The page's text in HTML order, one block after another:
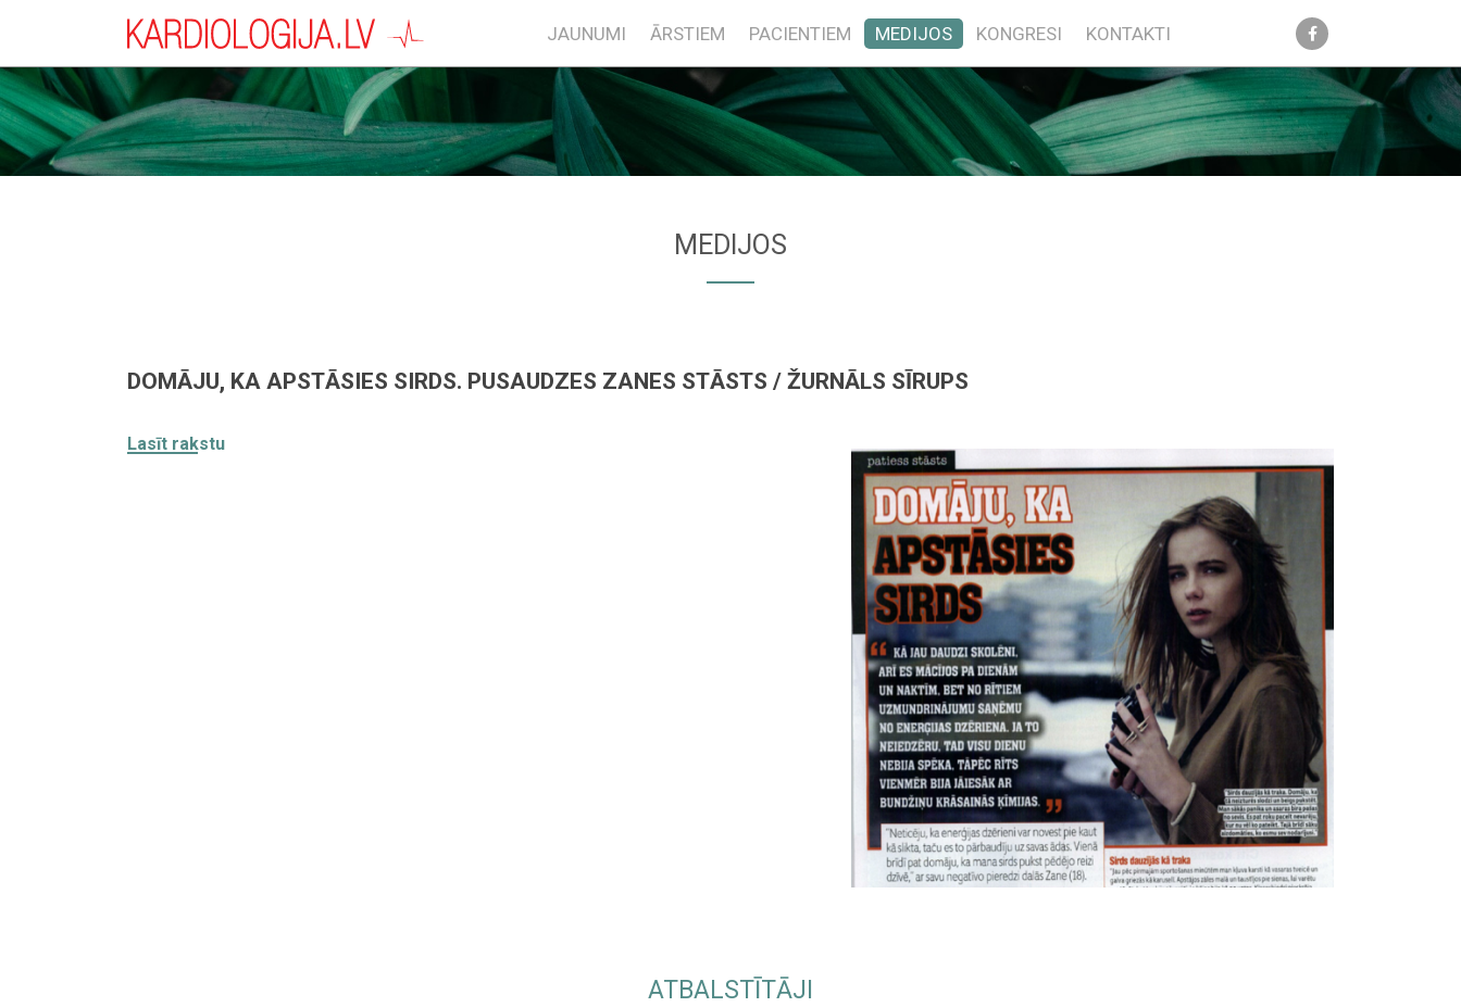
JAUNUMI ĀRSTIEM PACIENTIEM MEDIJOS KONGRESI KONTAKTI
MEDIJOS
DOMĀJU, KA APSTĀSIES SIRDS. PUSAUDZES ZANES STĀSTS / ŽURNĀLS SĪRUPS
Lasīt rakstu
ATBALSTĪTĀJI